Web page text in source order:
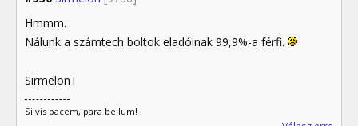
Hmmm.
Nálunk a számtech boltok eladóinak 99,9%-a férfi.
SirmelonT
Si vis pacem, para bellum!